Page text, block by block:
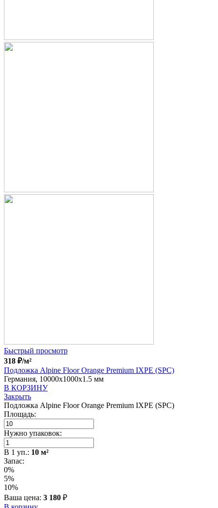
Быстрый просмотр
318 ₽/м²
Подложка Alpine Floor Orange Premium IXPE (SPC)
Германия, 10000x1000x1.5 мм
В КОРЗИНУ
Закрыть
Подложка Alpine Floor Orange Premium IXPE (SPC)
Площадь:
Нужно упаковок:
В 1 уп.: 10 м²
Запас:
0%
5%
10%
Ваша цена: 3 180 ₽